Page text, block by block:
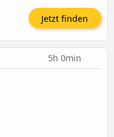
Jetzt finden
5h 0min